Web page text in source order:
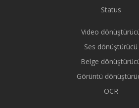
Status
Video
Ses dönüştürücü
Belge
Görüntü
OCR